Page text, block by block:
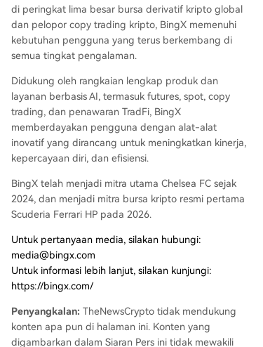
di peringkat lima besar bursa derivatif kripto global
dan pelopor copy trading kripto, BingX memenuhi
kebutuhan pengguna yang terus berkembang di
semua tingkat pengalaman.
Didukung oleh rangkaian lengkap produk dan
layanan berbasis AI, termasuk futures, spot, copy
trading, dan penawaran TradFi, BingX
memberdayakan pengguna dengan alat-alat
inovatif yang dirancang untuk meningkatkan kinerja,
kepercayaan diri, dan efisiensi.
BingX telah menjadi mitra utama Chelsea FC sejak
2024, dan menjadi mitra bursa kripto resmi pertama
Scuderia Ferrari HP pada 2026.
Untuk pertanyaan media, silakan hubungi:
media@bingx.com
Untuk informasi lebih lanjut, silakan kunjungi:
https://bingx.com/
Penyangkalan: TheNewsCrypto tidak mendukung
konten apa pun di halaman ini. Konten yang
digambarkan dalam Siaran Pers ini tidak mewakili